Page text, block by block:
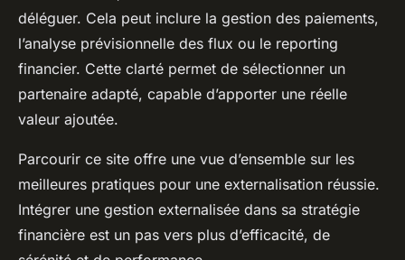
déléguer. Cela peut inclure la gestion des paiements,
l’analyse prévisionnelle des flux ou le reporting
financier. Cette clarté permet de sélectionner un
partenaire adapté, capable d’apporter une réelle
valeur ajoutée.
Parcourir ce site offre une vue d’ensemble sur les
meilleures pratiques pour une externalisation réussie.
Intégrer une gestion externalisée dans sa stratégie
financière est un pas vers plus d’efficacité, de